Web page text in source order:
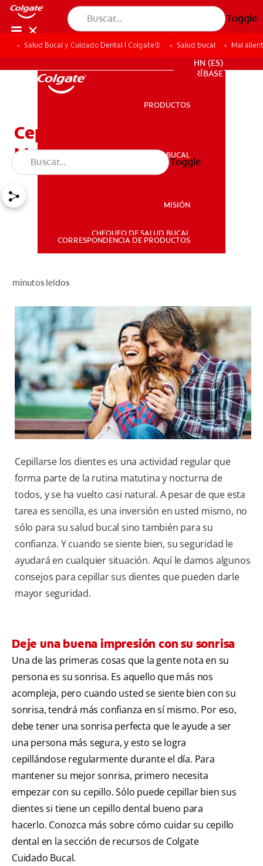
Toggle
SALUD BUCAL
PROMOCIONES
HN (ES)
SUSCRÍBASE
HN (ES)
SUSCRÍBASE
PRODUCTOS
SALUD BUCAL
MISIÓN
CHEQUEO DE SALUD BUCAL
CORRESPONDENCIA DE PRODUCTOS
Toggle
Salud Bucal y Cuidado Dental | Colgate® Salud bucal Mal
Cepille Sus Dientes Para
Mejorar Su Confianza
minutos leídos
Cepillarse los dientes es una actividad regular que
forma parte de la rutina matutina y nocturna de
todos, y se ha vuelto casi natural. A pesar de que esta
tarea es sencilla, es una inversión en usted mismo, no
sólo para su salud bucal sino también para su
confianza. Y cuando se siente bien, su seguridad le
ayudará en cualquier situación. Aquí le damos algunos
consejos para cepillar sus dientes que pueden darle
mayor seguridad.
Deje una buena impresión con su sonrisa
Una de las primeras cosas que la gente nota en su
persona es su sonrisa. Es aquello que más nos
acompleja, pero cuando usted se siente bien con su
sonrisa, tendrá más confianza en sí mismo. Por eso,
debe tener una sonrisa perfecta que le ayude a ser
una persona más segura, y esto se logra
cepillándose regularmente durante el día. Para
mantener su mejor sonrisa, primero necesita
empezar con su cepillo. Sólo puede cepillar bien sus
dientes si tiene un cepillo dental bueno para
hacerlo. Conozca más sobre cómo cuidar su cepillo
dental en la sección de recursos de Colgate
Cuidado Bucal.